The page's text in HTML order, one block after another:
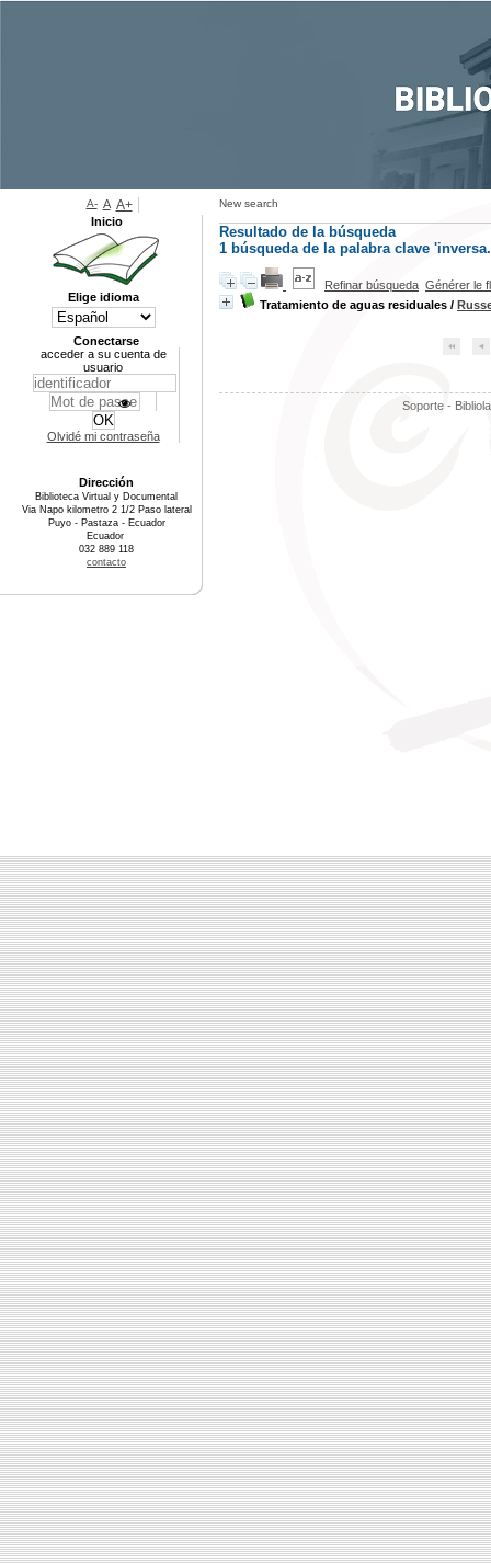
New search
Resultado de la búsqueda
1 búsqueda de la palabra clave
Refinar búsqueda Générer le
Tratamiento de aguas residuales /
Soporte -
A- A A+
Inicio
Elige idioma
Conectarse
acceder a su cuenta de
usuario
Olvidé mi contraseña
Dirección
Biblioteca Virtual y Documental
Via Napo kilometro 2 1/2 Paso lateral
Puyo - Pastaza - Ecuador
Ecuador
032 889 118
contacto